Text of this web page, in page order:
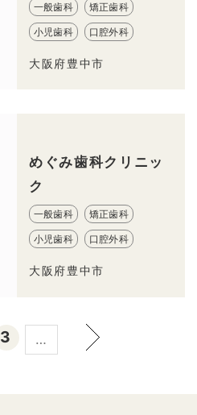
一般歯科 矯正歯科
小児歯科 口腔外科
大阪府豊中市
めぐみ歯科クリニッ
ク
一般歯科 矯正歯科
小児歯科 口腔外科
大阪府豊中市
3 …